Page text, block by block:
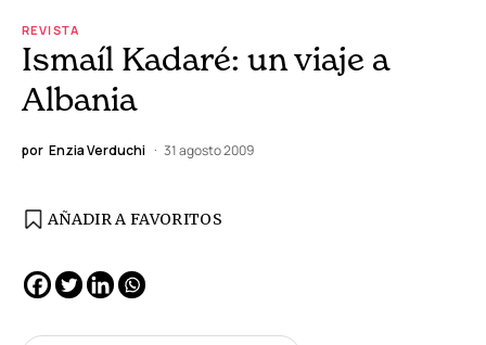
REVISTA
Ismaíl Kadaré: un viaje a
Albania
por Enzia Verduchi 31 agosto 2009
AÑADIR A FAVORITOS